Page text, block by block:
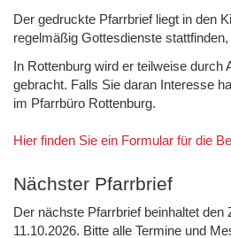
Der gedruckte Pfarrbrief liegt in den
regelmäßig Gottesdienste stattfinden,
In Rottenburg wird er teilweise durch
gebracht. Falls Sie daran Interesse
im Pfarrbüro Rottenburg.
Hier finden Sie ein Formular für die
Nächster Pfarrbrief
Der nächste Pfarrbrief beinhaltet den
11.10.2026. Bitte alle Termine und